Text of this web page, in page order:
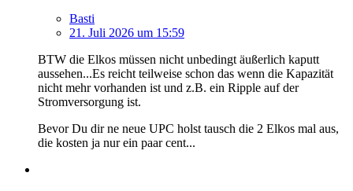
Basti
21. Juli 2026 um 15:59
BTW die Elkos müssen nicht unbedingt äußerlich kaputt
aussehen...Es reicht teilweise schon das wenn die Kapazität
nicht mehr vorhanden ist und z.B. ein Ripple auf der
Stromversorgung ist.
Bevor Du dir ne neue UPC holst tausch die 2 Elkos mal aus,
die kosten ja nur ein paar cent...